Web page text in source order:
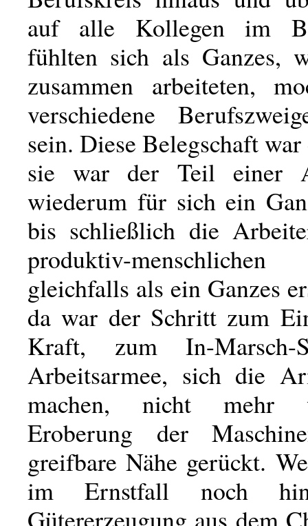
auf alle Kollegen im
fühlten sich als Ganzes,
zusammen arbeiteten,
verschiedene
sein. Diese Belegschaft
sie war der Teil einer
wiederum für sich ein
bis schließlich die
produktiv-
gleichfalls als ein Ganzes
da war der Schritt zum
Kraft, zum In-Marsch-
Arbeitsarmee, sich die
machen, nicht mehr
Eroberung der
greifbare Nähe gerückt.
im Ernstfall noch